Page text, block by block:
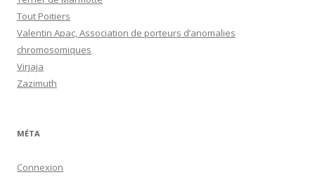
Tout Poitiers
Valentin Apac, Association de porteurs d’anomalies
chromosomiques
Virjaja
Zazimuth
MÉTA
Connexion